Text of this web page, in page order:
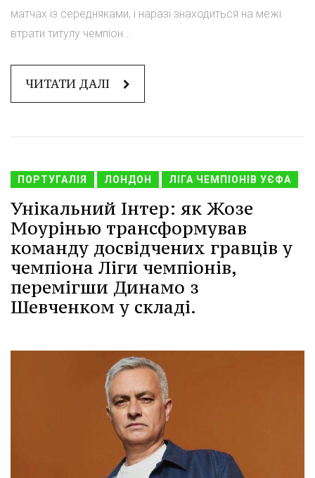
матчах із середняками, і наразі знаходиться на межі
втрати титулу чемпіон...
ЧИТАТИ ДАЛІ
ПОРТУГАЛІЯ ЛОНДОН ЛІГА ЧЕМПІОНІВ УЄФА
Унікальний Інтер: як Жозе
Моурінью трансформував
команду досвідчених гравців у
чемпіона Ліги чемпіонів,
перемігши Динамо з
Шевченком у складі.